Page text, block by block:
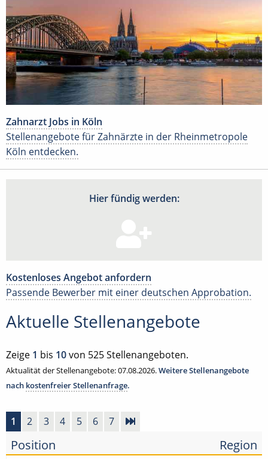
Zahnarzt Jobs in Köln
Stellenangebote für Zahnärzte in der Rheinmetropole
Köln entdecken.
Hier fündig werden:
Kostenloses Angebot anfordern
Passende Bewerber mit einer deutschen Approbation.
Aktuelle Stellenangebote
Zeige 1 bis 10von 525 Stellenangeboten.
Aktualität der Stellenangebote: 07.08.2026.Weitere Stellenangebote
nach kostenfreier Stellenanfrage.
1 2 3 4 5 6 7
Position Region